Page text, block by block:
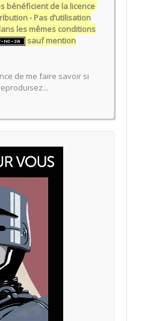
bénéficient de la licence
- Pas d’utilisation
les mêmes conditions
sauf mention
de me faire savoir si